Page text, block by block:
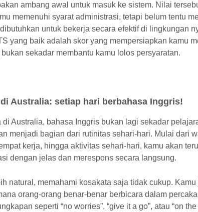
ambang awal untuk masuk ke sistem. Nilai
memenuhi syarat administrasi, tetapi belum tentu
untuk bekerja secara efektif di lingkungan
yang baik adalah skor yang mempersiapkan kamu
sekadar membantu kamu lolos persyaratan.
Australia: setiap hari berbahasa Inggris!
di Australia, bahasa Inggris bukan lagi sekadar
menjadi bagian dari rutinitas sehari-hari. Mulai dari
kerja, hingga aktivitas sehari-hari, kamu akan
dengan jelas dan merespons secara langsung.
natural, memahami kosakata saja tidak cukup. Kamu
orang-orang benar-benar berbicara dalam
seperti “no worries”, “give it a go”, atau “on